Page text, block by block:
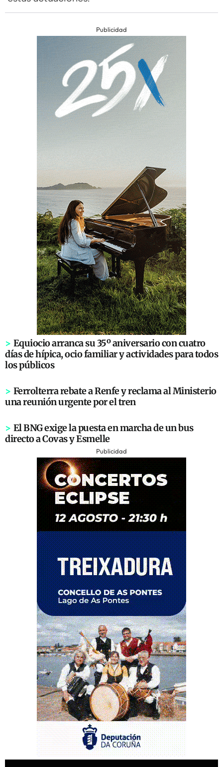
Publicidad
> Equiocio arranca su 35º aniversario con cuatro
días de hípica, ocio familiar y actividades para todos
los públicos
> Ferrolterra rebate a Renfe y reclama al Ministerio
una reunión urgente por el tren
> El BNG exige la puesta en marcha de un bus
directo a Covas y Esmelle
Publicidad